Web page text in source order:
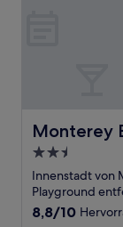
Monterey
Monterey
2.5-
Sterne-
Unterkunft
Innenstadt von
Playground
8.8
8,8/10